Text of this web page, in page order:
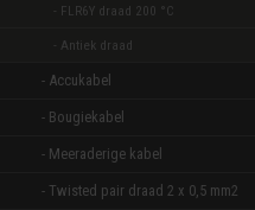
- FLR6Y draad 200 °C
- Antiek draad
- Accukabel
- Bougiekabel
- Meeraderige kabel
- Twisted pair draad 2 x 0,5 mm2